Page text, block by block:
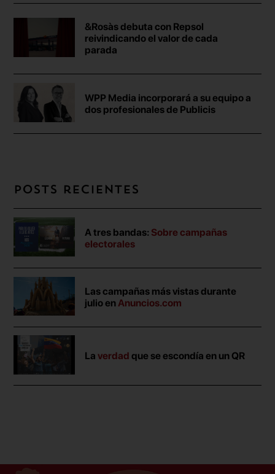
&Rosàs debuta con Repsol
reivindicando el valor de cada
parada
WPP Media incorporará a su equipo a
dos profesionales de Publicis
Posts recientes
A tres bandas: Sobre campañas
electorales
Las campañas más vistas durante
julio enAnuncios.com
Laverdad que se escondía en un QR